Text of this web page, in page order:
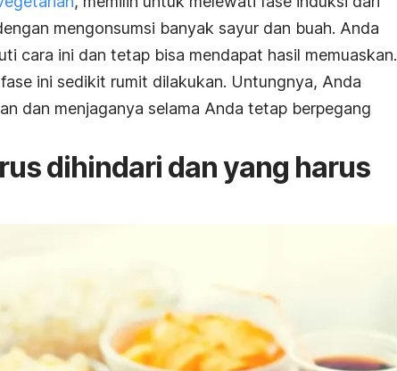
mengonsumsi banyak sayur dan buah. Anda
cara ini dan tetap bisa mendapat hasil memuaskan.
ini sedikit rumit dilakukan. Untungnya, Anda
dan menjaganya selama Anda tetap berpegang
dihindari dan yang harus